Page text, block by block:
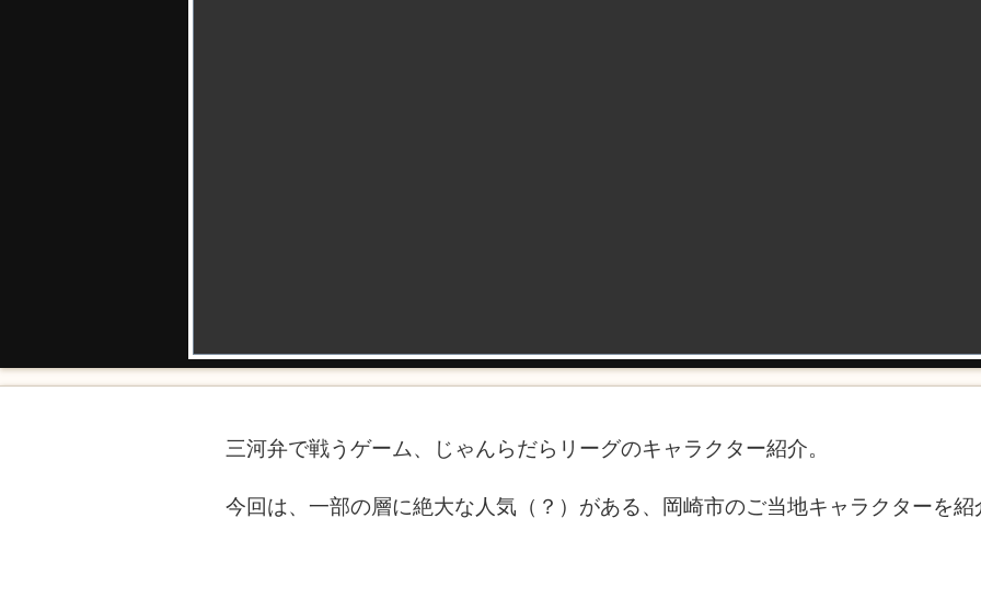
三河弁で戦うゲーム、じゃんらだらリーグのキャラクター紹介。
今回は、一部の層に絶大な人気（？）がある、岡崎市のご当地キャラクターを紹